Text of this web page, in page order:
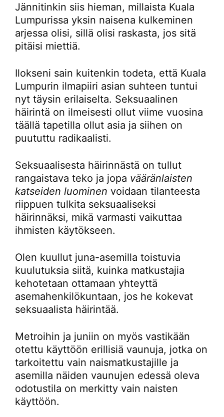
Jännitinkin siis hieman, millaista Kuala
Lumpurissa yksin naisena kulkeminen
arjessa olisi, sillä olisi raskasta, jos sitä
pitäisi miettiä.
Ilokseni sain kuitenkin todeta, että Kuala
Lumpurin ilmapiiri asian suhteen tuntui
nyt täysin erilaiselta. Seksuaalinen
häirintä on ilmeisesti ollut viime vuosina
täällä tapetilla ollut asia ja siihen on
puututtu radikaalisti.
Seksuaalisesta häirinnästä on tullut
rangaistava teko ja jopa vääränlaisten
katseiden luominen voidaan tilanteesta
riippuen tulkita seksuaaliseksi
häirinnäksi, mikä varmasti vaikuttaa
ihmisten käytökseen.
Olen kuullut juna-asemilla toistuvia
kuulutuksia siitä, kuinka matkustajia
kehotetaan ottamaan yhteyttä
asemahenkilökuntaan, jos he kokevat
seksuaalista häirintää.
Metroihin ja juniin on myös vastikään
otettu käyttöön erillisiä vaunuja, jotka on
tarkoitettu vain naismatkustajille ja
asemilla näiden vaunujen edessä oleva
odotustila on merkitty vain naisten
käyttöön.